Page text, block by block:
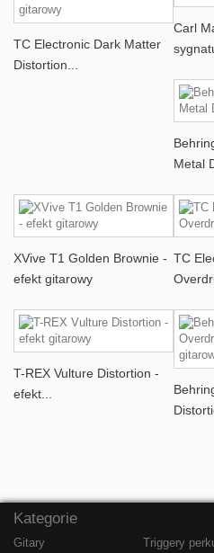
TC Electronic Dark Matter
Distortion...
Carl
Metal
XVive T1 Golden Brownie -
efekt gitarowy
TC
T-REX Vulture Distortion -
efekt...
Kategorie
Gitary
Triggery